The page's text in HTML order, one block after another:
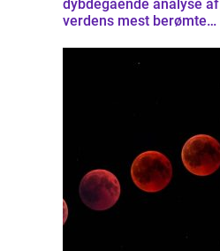
dybdegående analyse af
verdens mest berømte